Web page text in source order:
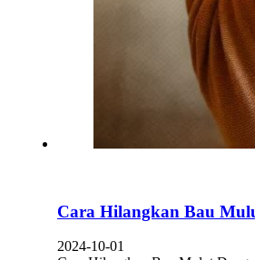
Cara Hilangkan Bau
2024-10-01